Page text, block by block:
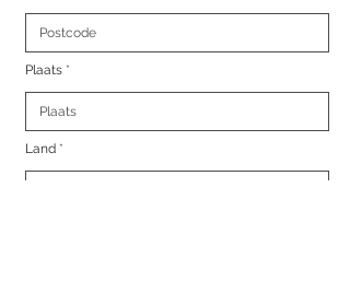
Plaats
Land